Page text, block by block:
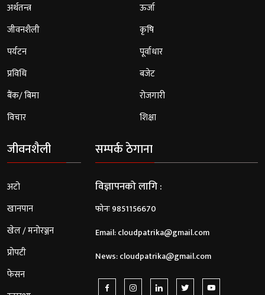
अर्थतन्त्र
जीवनशैली
पर्यटन
प्रविधि
बैंक/ बिमा
विचार
ऊर्जा
कृषि
पूर्वाधार
बजेट
रोजगारी
शिक्षा
जीवनशैली
अटो
खानपान
खेल / मनोरञ्जन
प्रोपटी
फेसन
सम्पर्क ठेगाना
विज्ञापनको लागि :
फोनः 9851156670
Email:cloudpatrika@gmail.com
News:cloudpatrika@gmail.com